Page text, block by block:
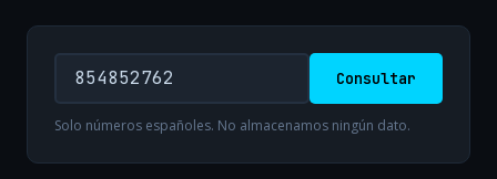
Consultar
Solo números españoles. No almacenamos ningún dato.